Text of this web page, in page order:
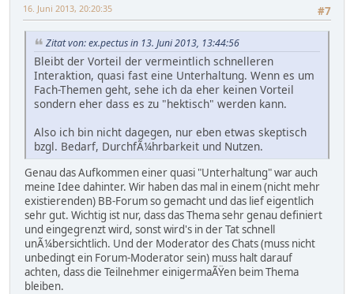
#7
16. Juni 2013, 20:20:35
Zitat von: ex.pectus in 13. Juni 2013, 13:44:56
Bleibt der Vorteil der vermeintlich schnelleren
Interaktion, quasi fast eine Unterhaltung. Wenn es um
Fach-Themen geht, sehe ich da eher keinen Vorteil
sondern eher dass es zu "hektisch" werden kann.
Also ich bin nicht dagegen, nur eben etwas skeptisch
bzgl. Bedarf, DurchfÃ¼hrbarkeit und Nutzen.
Genau das Aufkommen einer quasi "Unterhaltung" war auch
meine Idee dahinter. Wir haben das mal in einem (nicht mehr
existierenden) BB-Forum so gemacht und das lief eigentlich
sehr gut. Wichtig ist nur, dass das Thema sehr genau definiert
und eingegrenzt wird, sonst wird's in der Tat schnell
unÃ¼bersichtlich. Und der Moderator des Chats (muss nicht
unbedingt ein Forum-Moderator sein) muss halt darauf
achten, dass die Teilnehmer einigermaÃŸen beim Thema
bleiben.